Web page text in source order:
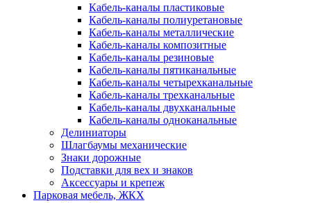
Кабель-каналы пластиковые
Кабель-каналы полиуретановые
Кабель-каналы металлические
Кабель-каналы композитные
Кабель-каналы резиновые
Кабель-каналы пятиканальные
Кабель-каналы четырехканальные
Кабель-каналы трехканальные
Кабель-каналы двухканальные
Кабель-каналы одноканальные
Делиниаторы
Шлагбаумы механические
Знаки дорожные
Подставки для вех и знаков
Аксессуары и крепеж
Парковая мебель, ЖКХ